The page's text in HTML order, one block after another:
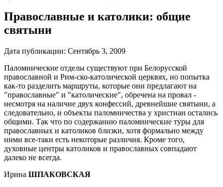
Православные и католики: общие
святыни
Дата публикации: Сентябрь 3, 2009
Паломнические отделы существуют при Белорусской
православной и Рим-ско-католической церквях, но попытка
как-то разделить маршруты, которые они предлагают на
"православные" и "католические", обречена на провал -
несмотря на наличие двух конфессий, древнейшие святыни, а
следовательно, и объекты паломничества у христиан остались
общими. Так что по содержанию паломнические туры для
православных и католиков близки, хотя формально между
ними все-таки есть некоторые различия. Кроме того,
духовные центры католиков и православных совпадают
далеко не всегда.
Ирина ШПАКОВСКАЯ